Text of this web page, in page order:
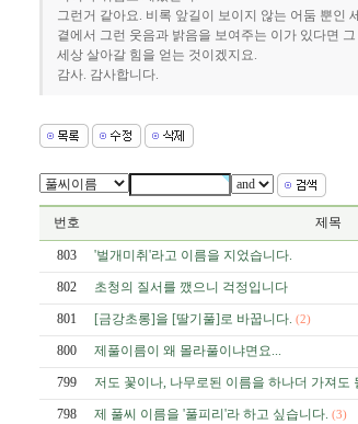
그런거 같아요. 비록 앞길이 보이지 않는 어둠 뿐인
곁에서 그런 웃음과 밝음을 보여주는 이가 있다면
세상 살아갈 힘을 얻는 것이겠지요.
감사. 감사합니다.
번호 제목
803 '벌개미취'라고 이름을 지었습니다.
802 초청의 질서를 깼으니 걱정입니다
801 [금강초롱]을 [딸기풀]로 바꿉니다. (2)
800 제풀이름이 왜 몰라풀이냐면요...
799 저도 꽃이나, 나무로된 이름을 하나더 가져도
798 제 풀씨 이름을 '풀피리'라 하고 싶습니다. (3)